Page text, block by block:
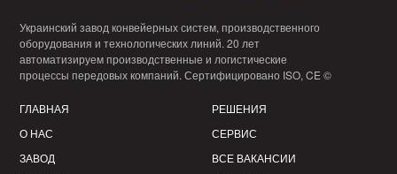
Украинский завод конвейерных систем, производственного
оборудования и технологических линий. 20 лет
автоматизируем производственные и логистические
процессы передовых компаний. Сертифицировано ISO, CE ©
ГЛАВНАЯ
О НАС
ЗАВОД
РЕШЕНИЯ
СЕРВИС
ВСЕ ВАКАНСИИ